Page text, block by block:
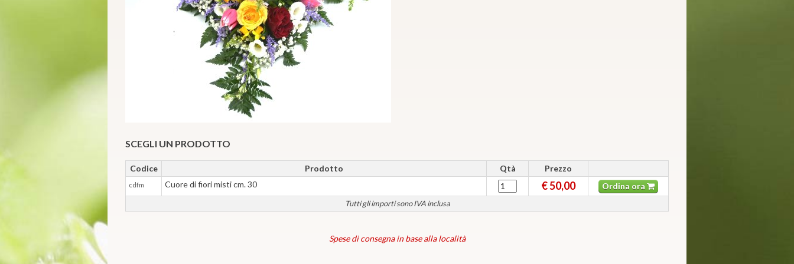
SCEGLI UN PRODOTTO
Codice Prodotto Qtà Prezzo
Tutti gli importi sono IVA inclusa
cdfm Cuore di fiori misti cm. 30 € 50,00 Ordina ora
Spese di consegna in base alla località